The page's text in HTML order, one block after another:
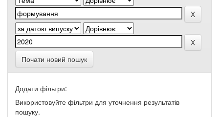
Почати новий пошук
Додати фільтри:
Використовуйте фільтри для уточнення результатів
пошуку.